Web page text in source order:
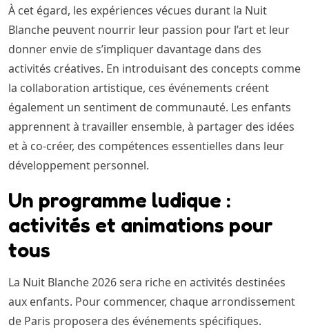
À cet égard, les expériences vécues durant la Nuit
Blanche peuvent nourrir leur passion pour l’art et leur
donner envie de s’impliquer davantage dans des
activités créatives. En introduisant des concepts comme
la collaboration artistique, ces événements créent
également un sentiment de communauté. Les enfants
apprennent à travailler ensemble, à partager des idées
et à co-créer, des compétences essentielles dans leur
développement personnel.
Un programme ludique :
activités et animations pour
tous
La Nuit Blanche 2026 sera riche en activités destinées
aux enfants. Pour commencer, chaque arrondissement
de Paris proposera des événements spécifiques.